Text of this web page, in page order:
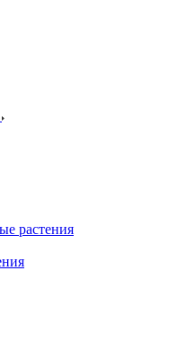
растения